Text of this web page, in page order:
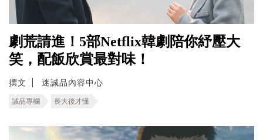
劇荒請進！5部Netflix韓劇陪你紓壓大
笑，配飯欣賞最對味！
撰文 迷誠品內容中心
誠品專欄 長大後才懂